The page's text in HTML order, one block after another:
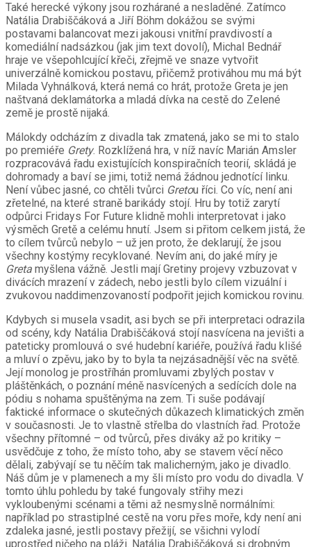
Také herecké výkony jsou rozhárané a nesladěné. Zatímco
Natália Drabiščáková a Jiří Böhm dokážou se svými
postavami balancovat mezi jakousi vnitřní pravdivostí a
komediální nadsázkou (jak jim text dovolí), Michal Bednář
hraje ve všepohlcující křeči, zřejmě ve snaze vytvořit
univerzálně komickou postavu, přičemž protiváhou mu má být
Milada Vyhnálková, která nemá co hrát, protože Greta je jen
naštvaná deklamátorka a mladá dívka na cestě do Zelené
země je prostě nijaká.
Málokdy odcházím z divadla tak zmatená, jako se mi to stalo
po premiéře Grety. Rozklížená hra, v níž navíc Marián Amsler
rozpracovává řadu existujících konspiračních teorií, skládá je
dohromady a baví se jimi, totiž nemá žádnou jednotící linku.
Není vůbec jasné, co chtěli tvůrci Gretou říci. Co víc, není ani
zřetelné, na které straně barikády stojí. Hru by totiž zarytí
odpůrci Fridays For Future klidně mohli interpretovat i jako
výsměch Gretě a celému hnutí. Jsem si přitom celkem jistá, že
to cílem tvůrců nebylo – už jen proto, že deklarují, že jsou
všechny kostýmy recyklované. Nevím ani, do jaké míry je
Greta myšlena vážně. Jestli mají Gretiny projevy vzbuzovat v
divácích mrazení v zádech, nebo jestli bylo cílem vizuální i
zvukovou naddimenzovaností podpořit jejich komickou rovinu.
Kdybych si musela vsadit, asi bych se při interpretaci odrazila
od scény, kdy Natália Drabiščáková stojí nasvícena na jevišti a
pateticky promlouvá o své hudební kariéře, používá řadu klišé
a mluví o zpěvu, jako by to byla ta nejzásadnější věc na světě.
Její monolog je prostříhán promluvami zbylých postav v
pláštěnkách, o poznání méně nasvícených a sedících dole na
pódiu s nohama spuštěnýma na zem. Ti suše podávají
faktické informace o skutečných důkazech klimatických změn
v současnosti. Je to vlastně střelba do vlastních řad. Protože
všechny přítomné – od tvůrců, přes diváky až po kritiky –
usvědčuje z toho, že místo toho, aby se stavem věcí něco
dělali, zabývají se tu něčím tak malicherným, jako je divadlo.
Náš dům je v plamenech a my šli místo pro vodu do divadla. V
tomto úhlu pohledu by také fungovaly střihy mezi
vykloubenými scénami a těmi až nesmyslně normálními:
například po strastiplné cestě na voru přes moře, kdy není ani
zdaleka jasné, jestli postavy přežijí, se všichni vylodí
uprostřed ničeho na pláži. Natália Drabiščáková si drobným